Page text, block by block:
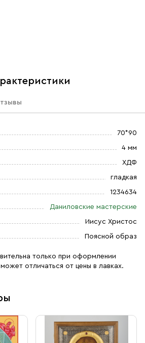
70*90
4 мм
ХДФ
гладкая
1234634
Даниловские мастерские
Иисус Христос
Поясной образ
только при оформлении
отличаться от цены в лавках.